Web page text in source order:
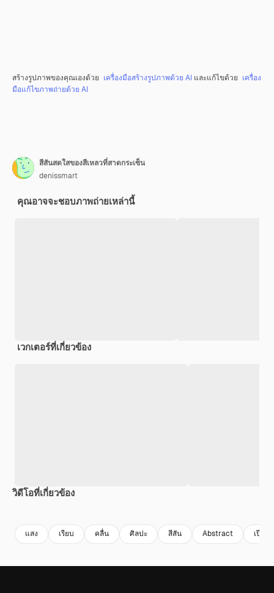
สร้างรูปภาพของคุณเองด้วย เครื่องมือสร้างรูปภาพด้วย AI และแก้ไขด้วย เครื่อง
มือแก้ไขภาพถ่ายด้วย AI
สีสันสดใสของสีเหลวที่สาดกระเซ็น
denissmart
คุณอาจจะชอบภาพถ่ายเหล่านี้
เวกเตอร์ที่เกี่ยวข้อง
วิดีโอที่เกี่ยวข้อง
แสง เรียบ คลื่น ศิลปะ สีสัน Abstract เปียก